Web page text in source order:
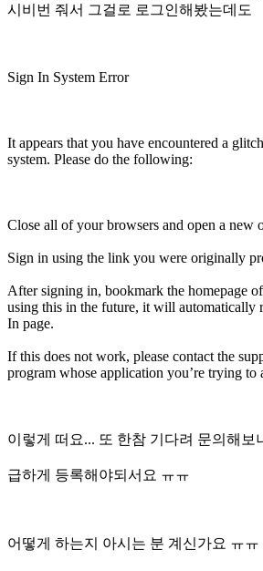
시비번 줘서 그걸로 로그인해봤는데도
Sign In System Error
It appears that you have encountered a
system. Please do the following:
Close all of your browsers and open a new
Sign in using the link you were originally
After signing in, bookmark the homepage
using this in the future, it will automatically
In page.
If this does not work, please contact the
program whose application you’re trying to
이렇게 떠요... 또 한참 기다려 문의해보
급하게 등록해야되서요 ㅠㅠ
어떻게 하는지 아시는 분 계신가요 ㅠㅠ